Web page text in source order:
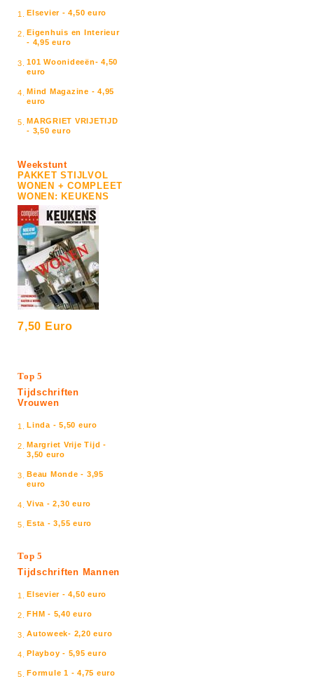
1. Elsevier - 4,50 euro
2. Eigenhuis en Interieur
- 4,95 euro
3. 101 Woonideeën- 4,50
euro
4. Mind Magazine - 4,95
euro
5. MARGRIET VRIJETIJD
- 3,50 euro
Weekstunt
PAKKET STIJLVOL
WONEN + COMPLEET
WONEN: KEUKENS
7,50 Euro
Top 5
Tijdschriften
Vrouwen
1. Linda - 5,50 euro
2. Margriet Vrije Tijd -
3,50 euro
3. Beau Monde - 3,95
euro
4. Viva - 2,30 euro
5. Esta - 3,55 euro
Top 5
Tijdschriften Mannen
1. Elsevier - 4,50 euro
2. FHM - 5,40 euro
3. Autoweek- 2,20 euro
4. Playboy - 5,95 euro
5. Formule 1 - 4,75 euro